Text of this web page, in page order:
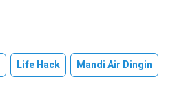
Life Hack Mandi Air Dingin